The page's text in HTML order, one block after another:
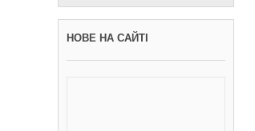
НОВЕ НА САЙТІ